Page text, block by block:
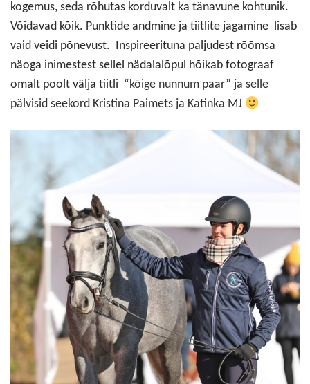
kogemus, seda rõhutas korduvalt ka tänavune kohtunik.
Võidavad kõik. Punktide andmine ja tiitlite jagamine lisab
vaid veidi põnevust. Inspireerituna paljudest rõõmsa
näoga inimestest sellel nädalalõpul hõikab fotograaf
omalt poolt välja tiitli “kõige nunnum paar” ja selle
pälvisid seekord Kristina Paimets ja Katinka MJ